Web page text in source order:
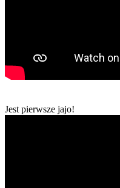
Jest pierwsze jajo!